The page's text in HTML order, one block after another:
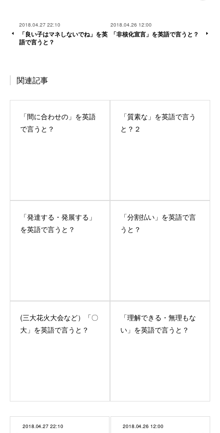
2018.04.27 22:10
「良い子はマネしないでね」を英
語で言うと？
2018.04.26 12:00
「非核化宣言」を英語で言うと？
関連記事
「間に合わせの」を英語
で言うと？
「質素な」を英語で言う
と？２
「発達する・発展する」
を英語で言うと？
「分割払い」を英語で言
うと？
(三大花火大会など）「〇
大」を英語で言うと？
「理解できる・無理もな
い」を英語で言うと？
2018.04.27 22:10 2018.04.26 12:00